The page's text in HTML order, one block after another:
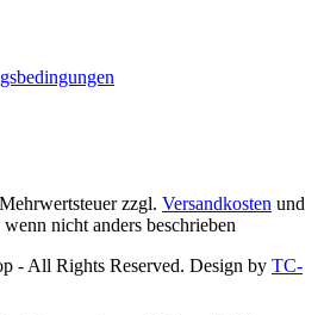
zzgl. Versandkosten und
nicht anders beschrieben
- All Rights Reserved. Design by TC-